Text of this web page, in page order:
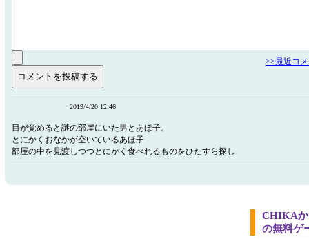
>>最近コ
2019/4/20 12:46
目が覚めると謎の部屋にいた男とあほ子。
とにかくおなかが空いているあほ子
部屋の中を見渡しつつとにかく食べれるものをひたすら探し
CHIKAか
の無料ゲ